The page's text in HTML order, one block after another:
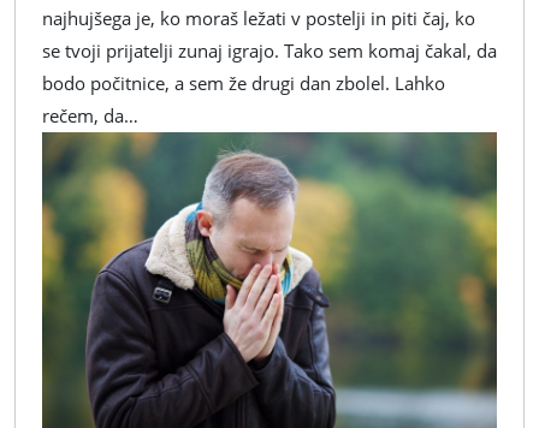
Počitnicah
najhujšega je, ko moraš ležati v postelji in piti čaj, ko
se tvoji prijatelji zunaj igrajo. Tako sem komaj čakal, da
bodo počitnice, a sem že drugi dan zbolel. Lahko
rečem, da…